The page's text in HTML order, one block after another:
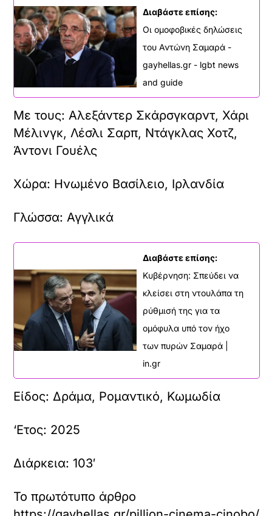
Διαβάστε επίσης:
Οι ομοφοβικές δηλώσεις
του Αντώνη Σαμαρά -
gayhellas.gr - lgbt news
and guide
Με τους: Αλεξάντερ Σκάρσγκαρντ, Χάρι
Μέλινγκ, Λέσλι Σαρπ, Ντάγκλας Χοτζ,
Άντονι Γουέλς
Χώρα: Ηνωμένο Βασίλειο, Ιρλανδία
Γλώσσα: Αγγλικά
Διαβάστε επίσης:
Κυβέρνηση: Σπεύδει να
κλείσει στη ντουλάπα τη
ρύθμισή της για τα
ομόφυλα υπό τον ήχο
των πυρών Σαμαρά |
in.gr
Είδος: Δράμα, Ρομαντικό, Κωμωδία
‘Ετος: 2025
Διάρκεια: 103′
Το πρωτότυπο άρθρο